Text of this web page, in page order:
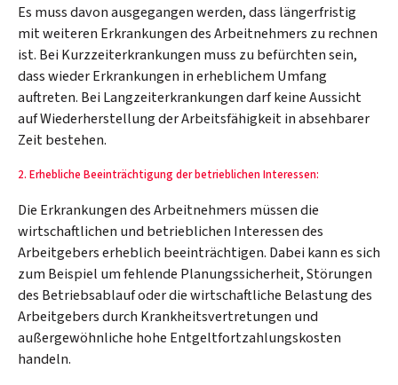
Es muss davon ausgegangen werden, dass längerfristig
mit weiteren Erkrankungen des Arbeitnehmers zu rechnen
ist. Bei Kurzzeiterkrankungen muss zu befürchten sein,
dass wieder Erkrankungen in erheblichem Umfang
auftreten. Bei Langzeiterkrankungen darf keine Aussicht
auf Wiederherstellung der Arbeitsfähigkeit in absehbarer
Zeit bestehen.
2. Erhebliche Beeinträchtigung der betrieblichen Interessen:
Die Erkrankungen des Arbeitnehmers müssen die
wirtschaftlichen und betrieblichen Interessen des
Arbeitgebers erheblich beeinträchtigen. Dabei kann es sich
zum Beispiel um fehlende Planungssicherheit, Störungen
des Betriebsablauf oder die wirtschaftliche Belastung des
Arbeitgebers durch Krankheitsvertretungen und
außergewöhnliche hohe Entgeltfortzahlungskosten
handeln.